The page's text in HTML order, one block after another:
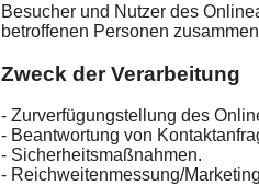
Besucher und Nutzer des
betroffenen Personen
Zweck der Verarbeitung
- Zurverfügungstellung des
- Beantwortung von
- Sicherheitsmaßnahmen.
- Reichweitenmessung/